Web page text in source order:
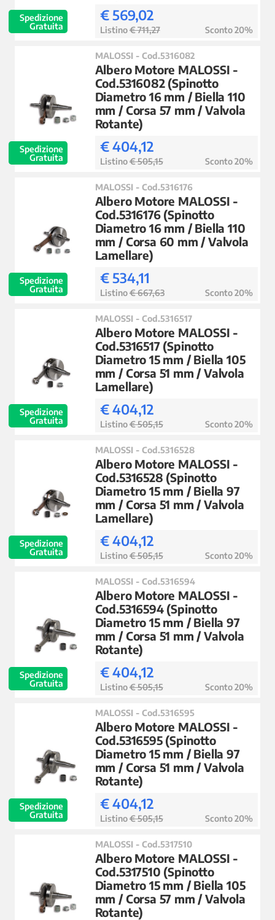
Spedizione
Gratuita
€ 569,02
Listino€ 711,27 Sconto 20%
Spedizione
Gratuita
MALOSSI - Cod.5316082
Albero Motore MALOSSI -
Cod.5316082 (Spinotto
Diametro 16 mm / Biella 110
mm / Corsa 57 mm / Valvola
Rotante)
€ 404,12
Listino€ 505,15 Sconto 20%
Spedizione
Gratuita
MALOSSI - Cod.5316176
Albero Motore MALOSSI -
Cod.5316176 (Spinotto
Diametro 16 mm / Biella 110
mm / Corsa 60 mm / Valvola
Lamellare)
€ 534,11
Listino€ 667,63 Sconto 20%
Spedizione
Gratuita
MALOSSI - Cod.5316517
Albero Motore MALOSSI -
Cod.5316517 (Spinotto
Diametro 15 mm / Biella 105
mm / Corsa 51 mm / Valvola
Lamellare)
€ 404,12
Listino€ 505,15 Sconto 20%
Spedizione
Gratuita
MALOSSI - Cod.5316528
Albero Motore MALOSSI -
Cod.5316528 (Spinotto
Diametro 15 mm / Biella 97
mm / Corsa 51 mm / Valvola
Lamellare)
€ 404,12
Listino€ 505,15 Sconto 20%
Spedizione
Gratuita
MALOSSI - Cod.5316594
Albero Motore MALOSSI -
Cod.5316594 (Spinotto
Diametro 15 mm / Biella 97
mm / Corsa 51 mm / Valvola
Rotante)
€ 404,12
Listino€ 505,15 Sconto 20%
Spedizione
Gratuita
MALOSSI - Cod.5316595
Albero Motore MALOSSI -
Cod.5316595 (Spinotto
Diametro 15 mm / Biella 97
mm / Corsa 51 mm / Valvola
Rotante)
€ 404,12
Listino€ 505,15 Sconto 20%
MALOSSI - Cod.5317510
Albero Motore MALOSSI -
Cod.5317510 (Spinotto
Diametro 15 mm / Biella 105
mm / Corsa 57 mm / Valvola
Rotante)